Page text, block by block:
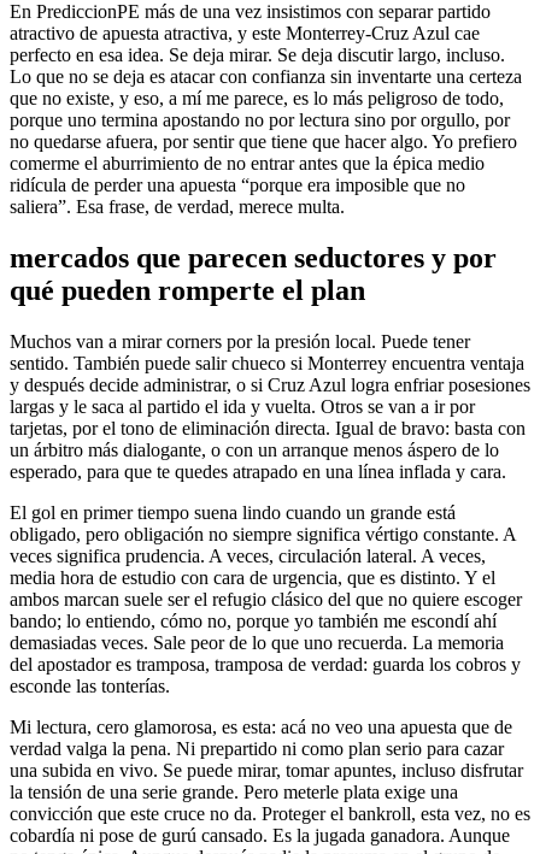
En PrediccionPE más de una vez insistimos con separar partido
atractivo de apuesta atractiva, y este Monterrey-Cruz Azul cae
perfecto en esa idea. Se deja mirar. Se deja discutir largo, incluso.
Lo que no se deja es atacar con confianza sin inventarte una certeza
que no existe, y eso, a mí me parece, es lo más peligroso de todo,
porque uno termina apostando no por lectura sino por orgullo, por
no quedarse afuera, por sentir que tiene que hacer algo. Yo prefiero
comerme el aburrimiento de no entrar antes que la épica medio
ridícula de perder una apuesta “porque era imposible que no
saliera”. Esa frase, de verdad, merece multa.
mercados que parecen seductores y por
qué pueden romperte el plan
Muchos van a mirar corners por la presión local. Puede tener
sentido. También puede salir chueco si Monterrey encuentra ventaja
y después decide administrar, o si Cruz Azul logra enfriar posesiones
largas y le saca al partido el ida y vuelta. Otros se van a ir por
tarjetas, por el tono de eliminación directa. Igual de bravo: basta con
un árbitro más dialogante, o con un arranque menos áspero de lo
esperado, para que te quedes atrapado en una línea inflada y cara.
El gol en primer tiempo suena lindo cuando un grande está
obligado, pero obligación no siempre significa vértigo constante. A
veces significa prudencia. A veces, circulación lateral. A veces,
media hora de estudio con cara de urgencia, que es distinto. Y el
ambos marcan suele ser el refugio clásico del que no quiere escoger
bando; lo entiendo, cómo no, porque yo también me escondí ahí
demasiadas veces. Sale peor de lo que uno recuerda. La memoria
del apostador es tramposa, tramposa de verdad: guarda los cobros y
esconde las tonterías.
Mi lectura, cero glamorosa, es esta: acá no veo una apuesta que de
verdad valga la pena. Ni prepartido ni como plan serio para cazar
una subida en vivo. Se puede mirar, tomar apuntes, incluso disfrutar
la tensión de una serie grande. Pero meterle plata exige una
convicción que este cruce no da. Proteger el bankroll, esta vez, no es
cobardía ni pose de gurú cansado. Es la jugada ganadora. Aunque